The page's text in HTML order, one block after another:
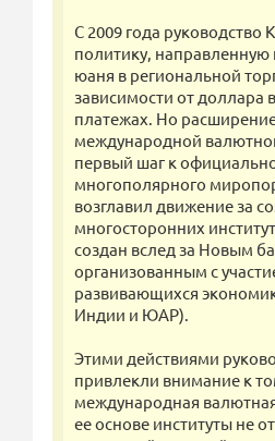
С 2009 года руководство
политику, направленную
юаня в региональной
зависимости от
платежах. Но
международной
первый шаг к
многополярного
возглавил движение за
многосторонних
создан вслед за Новым
организованным с
развивающихся
Индии и ЮАР).
Этими действиями
привлекли внимание к
международная
ее основе институты не